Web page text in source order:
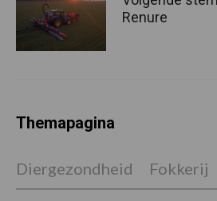
Renure
Themapagina
Diergezondheid Fokkerij